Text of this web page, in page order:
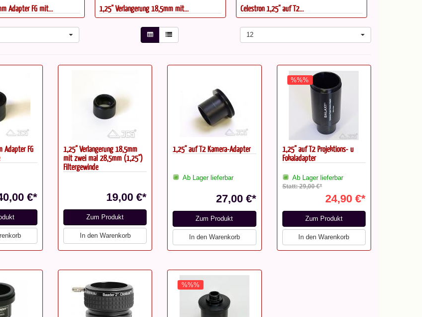
Adapter FG mit... 1,25" Verlängerung 18,5mm mit... Celestron 1,25'' auf T2...
12
Adapter FG
€*
1,25" Verlängerung 18,5mm
mit zwei mal 28,5mm (1,25")
Filtergewinde
19,00 €*
Zum Produkt
In den Warenkorb
1,25'' auf T2 Kamera-Adapter
Ab Lager lieferbar
27,00 €*
Zum Produkt
In den Warenkorb
%%%
1,25" auf T2 Projektions- u
Fokaladapter
Ab Lager lieferbar
Statt: 29,00 €*
24,90 €*
Zum Produkt
In den Warenkorb
%%%